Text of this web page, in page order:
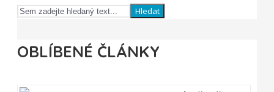
Hledat
OBLÍBENÉ ČLÁNKY